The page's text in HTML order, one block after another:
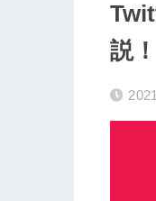
説！